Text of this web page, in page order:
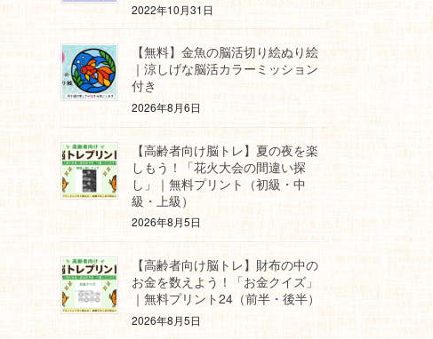
2022年10月31日
【無料】金魚の脳活切り絵ぬり絵
｜涼しげな脳活カラーミッション
付き
2026年8月6日
【高齢者向け脳トレ】夏の夜を楽
しもう！「花火大会の間違い探
し」｜無料プリント（初級・中
級・上級）
2026年8月5日
【高齢者向け脳トレ】財布の中の
お金を数えよう！「お金クイズ」
｜無料プリント24（前半・後半）
2026年8月5日